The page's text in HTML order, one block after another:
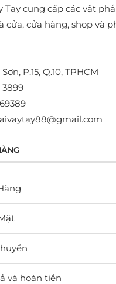
Tay cung cấp các vật
cửa, cửa hàng, shop và
P.15, Q.10, TPHCM
3899
và hoàn tiền